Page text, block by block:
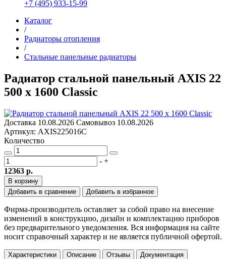
+7 (495) 933-15-99
Каталог
/
Радиаторы отопления
/
Стальные панельные радиаторы
Радиатор стальной панельный AXIS 22
500 x 1600 Classic
Доставка 10.08.2026 Самовывоз 10.08.2026
Артикул: AXIS225016C
Количество
- +
12363 р.
В корзину
Добавить в сравнение
Добавить в избранное
Фирма-производитель оставляет за собой право на внесение
изменений в конструкцию, дизайн и комплектацию приборов
без предварительного уведомления. Вся информация на сайте
носит справочный характер и не является публичной офертой.
Характеристики Описание Отзывы Документация